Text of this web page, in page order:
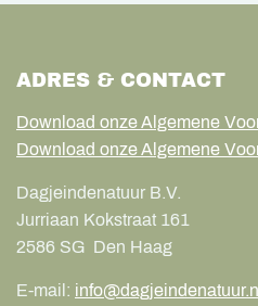
ADRES & CONTACT
Download onze Algemene
Download onze Algemene
Dagjeindenatuur B.V.
Jurriaan Kokstraat 161
2586 SG Den Haag
E-mail: info@dagjeindenatuur.nl